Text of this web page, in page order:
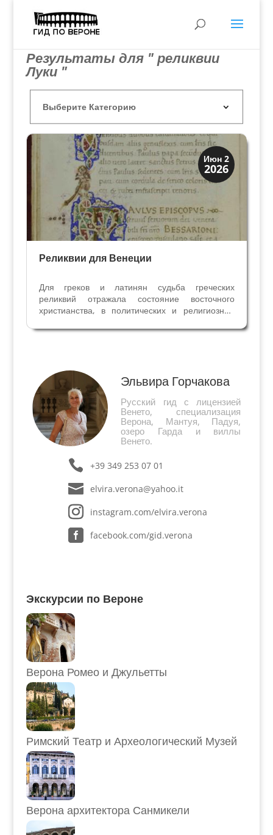
Результаты для " реликвии
Луки "
Июн 2
2026
Святые и реликвии
Традиции
Реликвии для Венеции
Для греков и латинян судьба греческих
реликвий отражала состояние восточного
христианства, в политических и религиозных
было частью пропаганды крестового похода.
Эльвира Горчакова
Русский гид с лицензией
Венето, специализация
Верона, Мантуя, Падуя,
озеро Гарда и виллы
Венето.
+39 349 253 07 01
elvira.verona@yahoo.it
instagram.com/elvira.verona
facebook.com/gid.verona
Экскурсии по Вероне
Верона Ромео и Джульетты
Римский Театр и Археологический Музей
Верона архитектора Санмикели